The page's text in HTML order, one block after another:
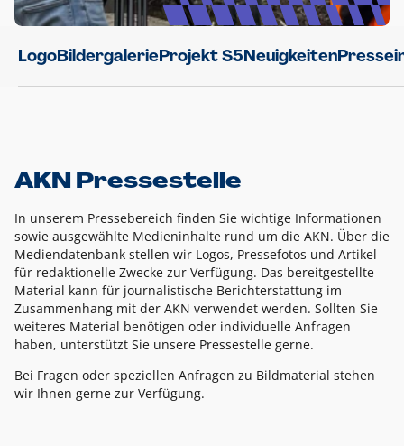
LogoBildergalerieProjekt S5Neuigkeiten
AKN Pressestelle
In unserem Pressebereich finden Sie wichtige Informationen
sowie ausgewählte Medieninhalte rund um die AKN. Über die
Mediendatenbank stellen wir Logos, Pressefotos und Artikel
für redaktionelle Zwecke zur Verfügung. Das bereitgestellte
Material kann für journalistische Berichterstattung im
Zusammenhang mit der AKN verwendet werden. Sollten Sie
weiteres Material benötigen oder individuelle Anfragen
haben, unterstützt Sie unsere Pressestelle gerne.
Bei Fragen oder speziellen Anfragen zu Bildmaterial stehen
wir Ihnen gerne zur Verfügung.